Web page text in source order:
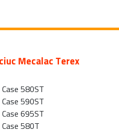
Mecalac Terex
580ST
590ST
695ST
580T